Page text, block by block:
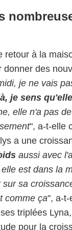
retour à la
donner des
je ne vais
je sens
elle n'a pas
", a-t-elle
a une
aussi avec
est dans la
sur sa
comme ça", a-t-
triplées
pour la